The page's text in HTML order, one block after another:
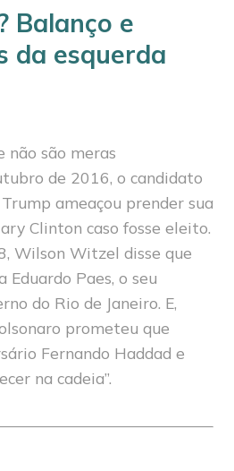
Balanço e
da esquerda
não são meras
de 2016, o candidato
ameaçou prender sua
Clinton caso fosse eleito.
Wilson Witzel disse que
Eduardo Paes, o seu
do Rio de Janeiro. E,
prometeu que
Fernando Haddad e
na cadeia”.